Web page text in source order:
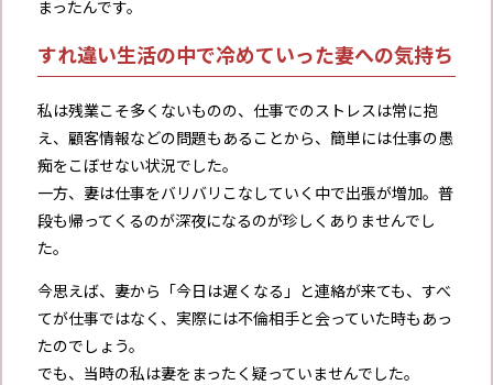
まったんです。
すれ違い生活の中で冷めていった妻への気持ち
私は残業こそ多くないものの、仕事でのストレスは常に抱
え、顧客情報などの問題もあることから、簡単には仕事の愚
痴をこぼせない状況でした。
一方、妻は仕事をバリバリこなしていく中で出張が増加。普
段も帰ってくるのが深夜になるのが珍しくありませんでし
た。
今思えば、妻から「今日は遅くなる」と連絡が来ても、すべ
てが仕事ではなく、実際には不倫相手と会っていた時もあっ
たのでしょう。
でも、当時の私は妻をまったく疑っていませんでした。